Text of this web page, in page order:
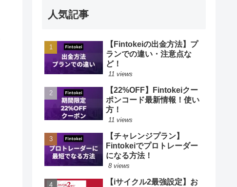
人気記事
【Fintokeiの出金方法】プ
ランでの違い・注意点な
ど！
11 views
【22%OFF】Fintokeiクー
ポンコード最新情報！使い
方！
11 views
【チャレンジプラン】
Fintokeiでプロトレーダー
になる方法！
8 views
【iサイクル2最強設定】お